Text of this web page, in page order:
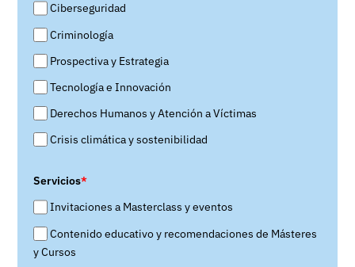
Ciberseguridad
Criminología
Prospectiva y Estrategia
Tecnología e Innovación
Derechos Humanos y Atención a Víctimas
Crisis climática y sostenibilidad
Servicios*
Invitaciones a Masterclass y eventos
Contenido educativo y recomendaciones de Másteres
y Cursos